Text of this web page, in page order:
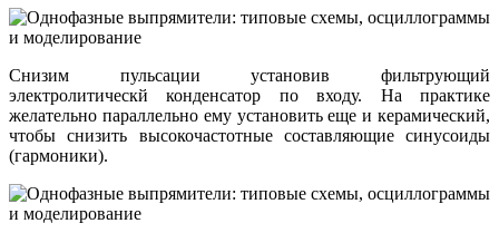
Снизим пульсации установив фильтрующий
электролитическй конденсатор по входу. На практике
желательно параллельно ему установить еще и керамический,
чтобы снизить высокочастотные составляющие синусоиды
(гармоники).